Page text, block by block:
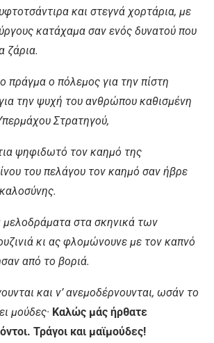
και στεγνά χορτάρια, με
κατάχαμα σαν ενός δυνατού που
ζάρια.
πράγμα ο πόλεμος για την πίστη
την ψυχή του ανθρώπου καθισμένη
Υπερμάχου Στρατηγού,
ψηφιδωτό τον καημό της
του πελάγου τον καημό σαν ήβρε
στα σκηνικά των
κι ας φλομώνουνε με τον καπνό
από το βοριά.
και ν’ ανεμοδέρνουνται, ωσάν το
μούδες· Καλώς μάς ήρθατε
Τράγοι και μαϊμούδες!